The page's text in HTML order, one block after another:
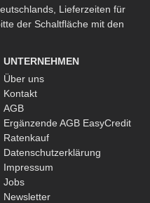
Lieferzeiten für
der Schaltfläche mit den
UNTERNEHMEN
Über uns
Kontakt
AGB
Ergänzende AGB EasyCredit
Ratenkauf
Datenschutzerklärung
Impressum
Jobs
Newsletter